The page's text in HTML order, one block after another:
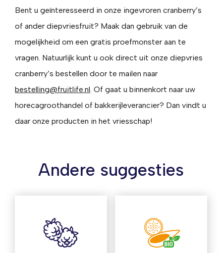
Bent u geïnteresseerd in onze ingevroren cranberry’s
of ander diepvriesfruit? Maak dan gebruik van de
mogelijkheid om een gratis proefmonster aan te
vragen. Natuurlijk kunt u ook direct uit onze diepvries
cranberry’s bestellen door te mailen naar
bestelling@fruitlife.nl . Of gaat u binnenkort naar uw
horecagroothandel of bakkerijleverancier? Dan vindt u
daar onze producten in het vriesschap!
Andere suggesties